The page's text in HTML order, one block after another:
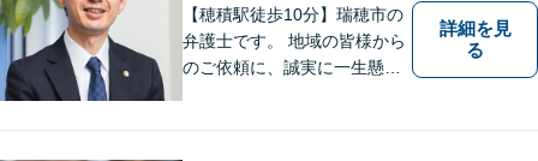
【穂積駅徒歩10分】瑞穂市の
弁護士です。 地域の皆様から
のご依頼に、誠実に一生懸命
詳細を見
る